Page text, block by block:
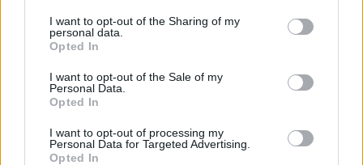
disclose it to other third parties.
Please note that this website/app uses one or more Google
services and may gather and store information including but
not limited to your visit or usage behaviour. You may click to
grant or deny consent to Google and its third-party tags to
consent section.
I want to opt-out of the Sharing of my
personal data.
Opted In
I want to opt-out of the Sale of my
Personal Data.
Opted In
I want to opt-out of processing my
Personal Data for Targeted Advertising.
Opted In
Francia